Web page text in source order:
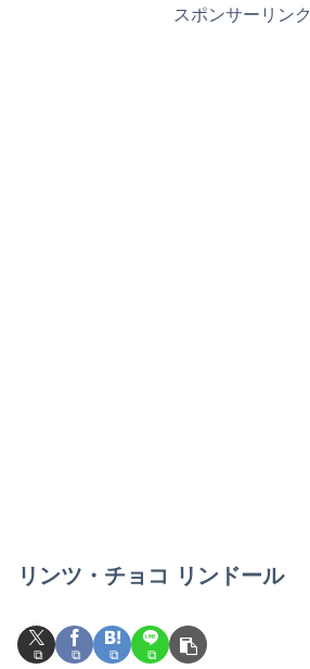
スポンサーリンク
リンツ・チョコ リンドール